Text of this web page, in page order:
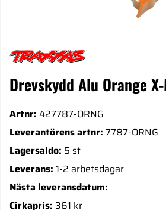
Drevskydd Alu Orange X-
Artnr: 427787-ORNG
Leverantörens artnr: 7787-ORNG
Lagersaldo: 5 st
Leverans: 1-2 arbetsdagar
Nästa leveransdatum:
Cirkapris: 361 kr